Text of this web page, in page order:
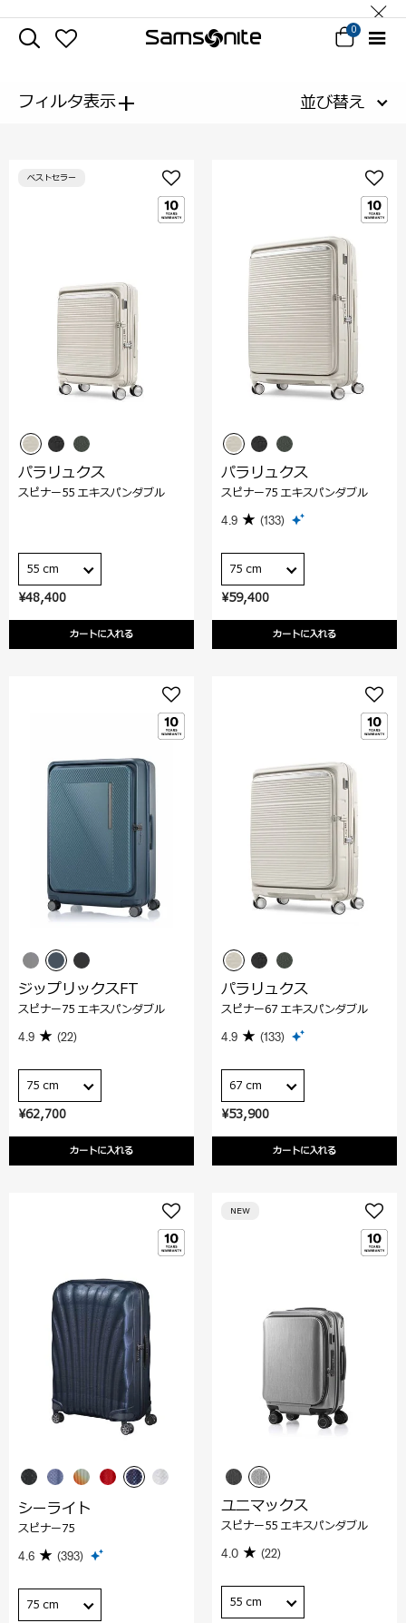
0
フィルタ表示+ 並び替え
¥48,400
カートに入れる
ベストセラー
パラリュクス
スピナー55 エキスパンダブル
55 cm
¥59,400
カートに入れる
パラリュクス
スピナー75 エキスパンダブル
4.9 (133)
75 cm
¥62,700
カートに入れる
ジップリックスFT
スピナー75 エキスパンダブル
4.9 (22)
75 cm
¥53,900
カートに入れる
パラリュクス
スピナー67 エキスパンダブル
4.9 (133)
67 cm
シーライト
スピナー75
4.6 (393)
75 cm
NEW
ユニマックス
スピナー55 エキスパンダブル
4.0 (22)
55 cm